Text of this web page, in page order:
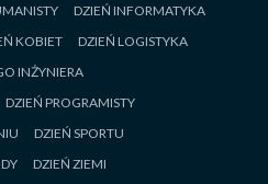
DZIEŃ INFORMATYKA
KOBIET
DZIEŃ LOGISTYKA
INŻYNIERA
DZIEŃ PROGRAMISTY
DZIEŃ SPORTU
DZIEŃ ZIEMI